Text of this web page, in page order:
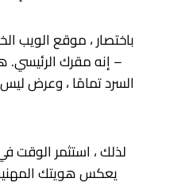
باختصار ، موقع الويب
– إنه مقرك
السرد تمامًا ، وعرض
لذلك ، استثمر
يعكس هويتك